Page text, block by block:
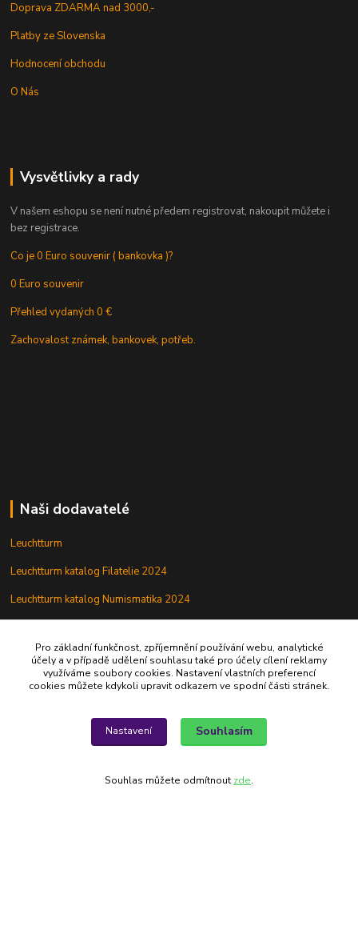
Doprava ZDARMA nad 3000,-
Platby ze Slovenska
Hodnocení obchodu
O Nás
Vysvětlivky a rady
V našem eshopu se není nutné předem registrovat, nakoupit můžete i
bez registrace.
Co je 0 Euro souvenir ( bankovka )?
0 Euro souvenir
Přehled vydaných 0 €
Zachovalost známek, bankovek, potřeb.
Naši dodavatelé
Leuchtturm
Leuchtturm katalog Filatelie 2024
Leuchtturm katalog Numismatika 2024
Sběratel
StampWorld
Pro základní funkčnost, zpříjemnění používání webu, analytické
účely a v případě udělení souhlasu také pro účely cílení reklamy
využíváme soubory cookies. Nastavení vlastních preferencí
cookies můžete kdykoli upravit odkazem ve spodní části stránek.
Nastavení Souhlasím
Souhlas můžete odmítnout zde.